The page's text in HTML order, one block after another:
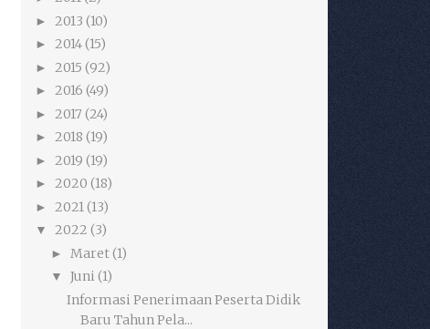
► 2013 (10)
► 2014(15)
► 2015 (92)
► 2016 (49)
► 2017 (24)
► 2018 (19)
► 2019 (19)
► 2020 (18)
► 2021(13)
▼ 2022 (3)
► Maret(1)
▼ Juni (1)
Informasi Penerimaan Peserta Didik
Baru Tahun Pela...